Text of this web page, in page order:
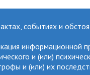
событиях и
информационной
и (или)
и (или) их